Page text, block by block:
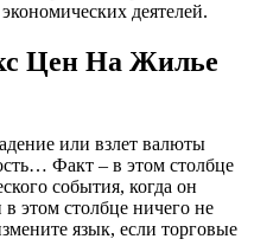
деятелей.
Цен На Жилье
или взлет валюты
Факт – в этом столбце
события, когда он
в этом столбце ничего не
язык, если торговые